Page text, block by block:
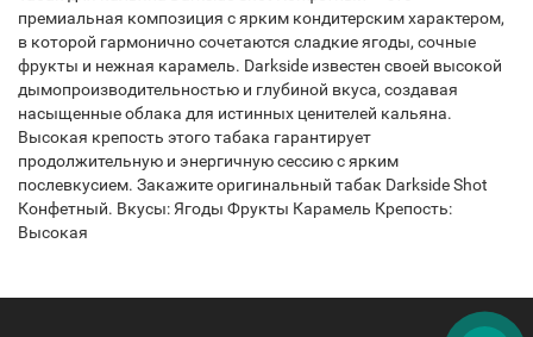
премиальная композиция с ярким кондитерским характером,
в которой гармонично сочетаются сладкие ягоды, сочные
фрукты и нежная карамель. Darkside известен своей высокой
дымопроизводительностью и глубиной вкуса, создавая
насыщенные облака для истинных ценителей кальяна.
Высокая крепость этого табака гарантирует
продолжительную и энергичную сессию с ярким
послевкусием. Закажите оригинальный табак Darkside Shot
Конфетный. Вкусы: Ягоды Фрукты Карамель Крепость:
Высокая